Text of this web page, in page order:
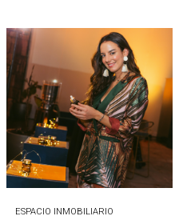
ESPACIO INMOBILIARIO